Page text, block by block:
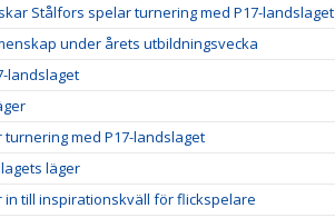
Stålfors spelar turnering med P17-landslaget
under årets utbildningsvecka
landslaget
med P17-landslaget
läger
till inspirationskväll för flickspelare